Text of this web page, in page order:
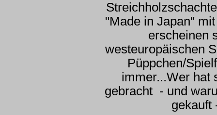
"Made in Japan"
erscheinen
westeuropäischen
Püppchen/
immer...Wer hat
gebracht - und
gekauft